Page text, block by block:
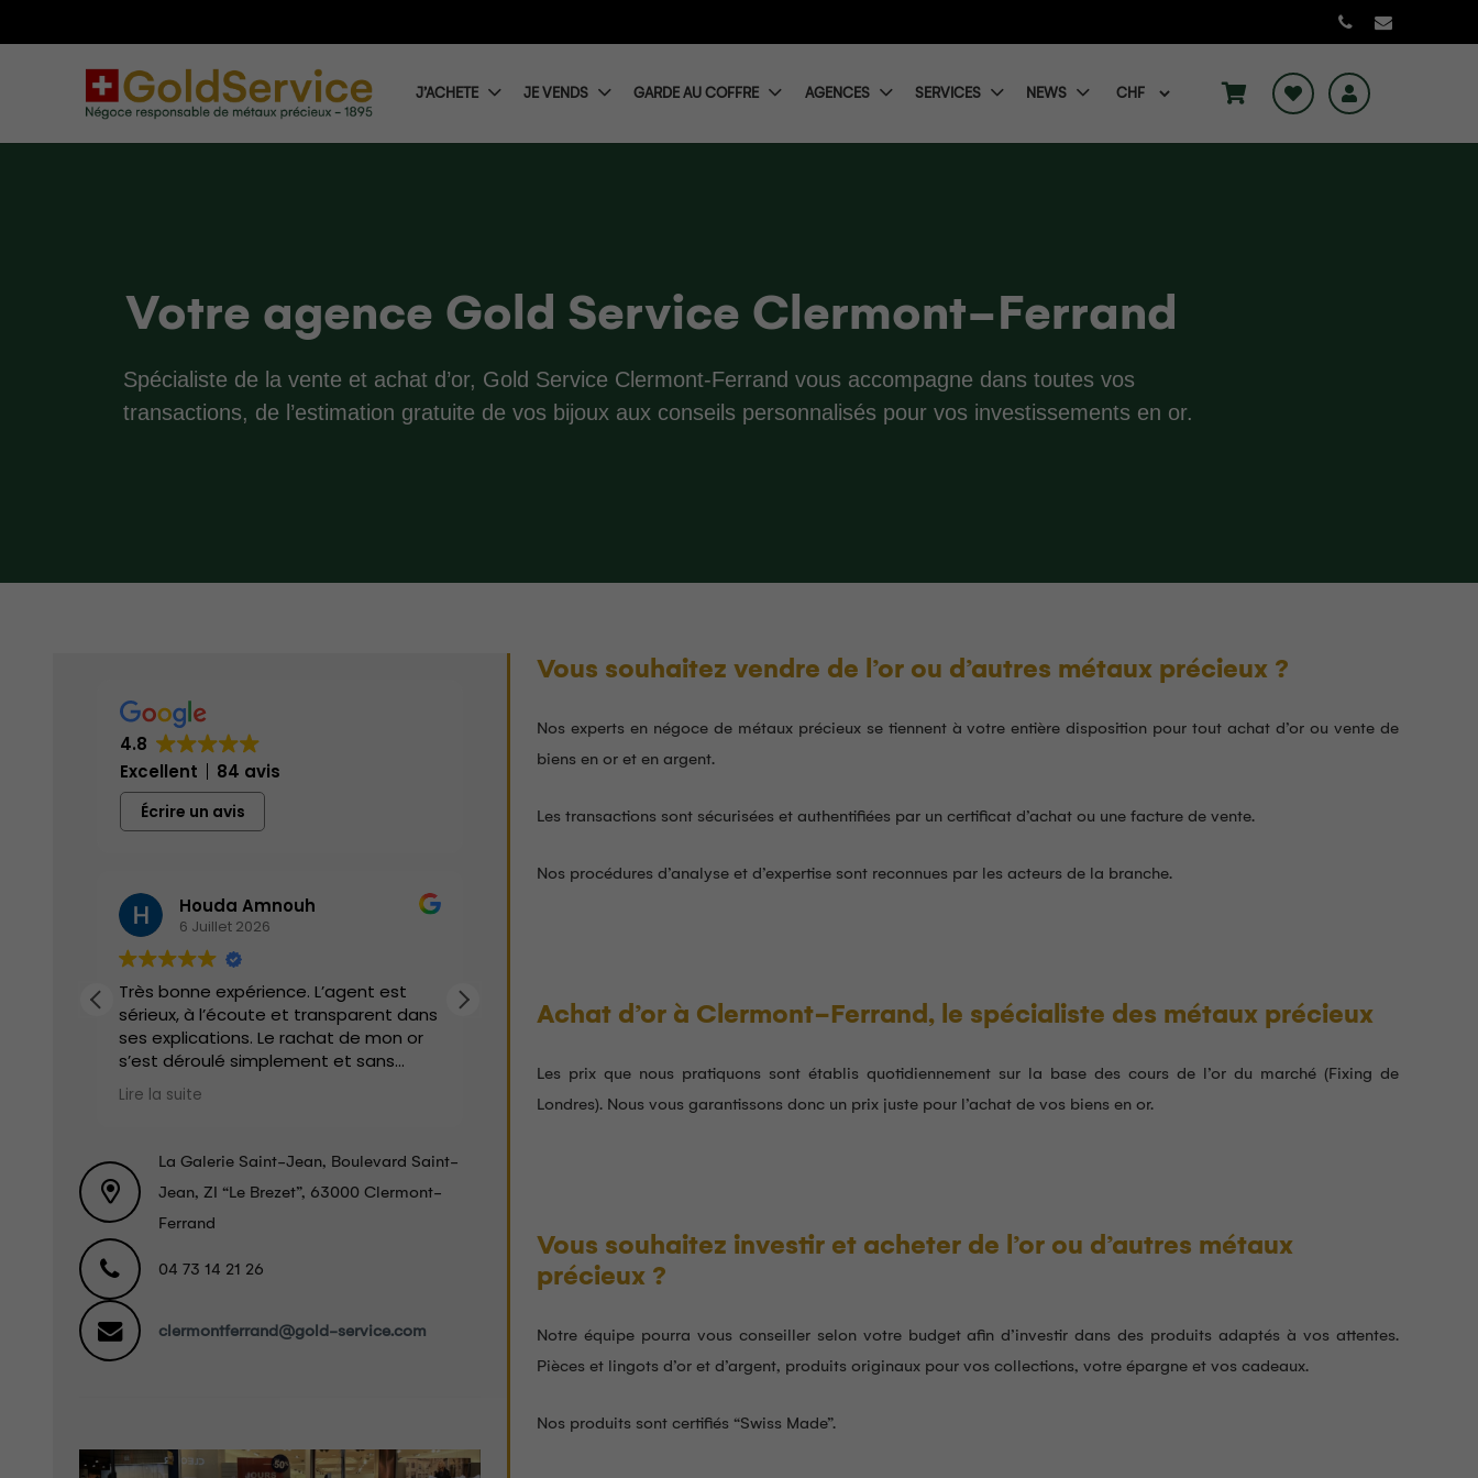
J’ACHETE JE VENDS GARDE AU COFFRE AGENCES SERVICES NEWS
Votre agence Gold Service Clermont-Ferrand
Spécialiste de la vente et achat d’or, Gold Service Clermont-Ferrand vous accompagne dans toutes vos
transactions, de l’estimation gratuite de vos bijoux aux conseils personnalisés pour vos investissements en or.
4.8
Excellent
84 avis
Écrire un avis
Houda Amnouh
6 Juillet 2026
Très bonne expérience. L’agent est
sérieux, à l’écoute et transparent dans
ses explications. Le rachat de mon or
s’est déroulé simplement et sans
pression. Je recommande vivement.
Lire la suite
compétente je recommande Medhi
bien expliqué lors de notre entretien
professionnalisme avec gentillesse ce
qui ne gâte pas de nos jours … à
Lire la suite
La Galerie Saint-Jean, Boulevard Saint-
Jean, ZI “Le Brezet”, 63000 Clermont-
Ferrand
04 73 14 21 26
clermontferrand@gold-service.com
Vous souhaitez vendre de l’or ou d’autres métaux précieux ?
Nos experts en négoce de métaux précieux se tiennent à votre entière disposition pour tout achat d’or ou vente de
biens en or et en argent.
Les transactions sont sécurisées et authentifiées par un certificat d’achat ou une facture de vente.
Nos procédures d’analyse et d’expertise sont reconnues par les acteurs de la branche.
Achat d’or à Clermont-Ferrand, le spécialiste des métaux précieux
Les prix que nous pratiquons sont établis quotidiennement sur la base des cours de l’or du marché (Fixing de
Londres). Nous vous garantissons donc un prix juste pour l’achat de vos biens en or.
Vous souhaitez investir et acheter de l’or ou d’autres métaux
précieux ?
Notre équipe pourra vous conseiller selon votre budget afin d’investir dans des produits adaptés à vos attentes.
Pièces et lingots d’or et d’argent, produits originaux pour vos collections, votre épargne et vos cadeaux.
Nos produits sont certifiés “Swiss Made”.